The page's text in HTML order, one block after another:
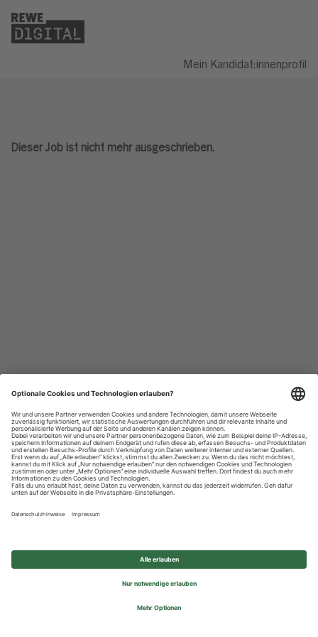
Mein Kandidat:innenprofil
Dieser Job ist nicht mehr ausgeschrieben.
Datenschutzhinweise
Impressum
Privatsphäre-Einstellungen
© 2026 REWE Group - All rights reserved